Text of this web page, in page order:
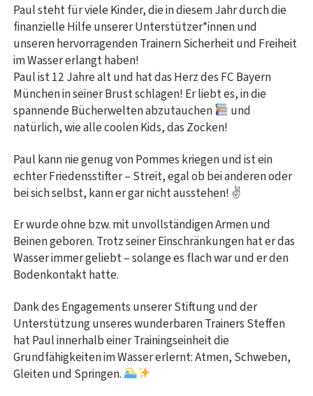
Paul steht für viele Kinder, die in diesem Jahr durch die
finanzielle Hilfe unserer Unterstützer*innen und
unseren hervorragenden Trainern Sicherheit und Freiheit
im Wasser erlangt haben!
Paul ist 12 Jahre alt und hat das Herz des FC Bayern
München in seiner Brust schlagen! Er liebt es, in die
spannende Bücherwelten abzutauchen
und
natürlich, wie alle coolen Kids, das Zocken!
Paul kann nie genug von Pommes kriegen und ist ein
echter Friedensstifter – Streit, egal ob bei anderen oder
bei sich selbst, kann er gar nicht ausstehen! ✌️
Er wurde ohne bzw. mit unvollständigen Armen und
Beinen geboren. Trotz seiner Einschränkungen hat er das
Wasser immer geliebt – solange es flach war und er den
Bodenkontakt hatte.
Dank des Engagements unserer Stiftung und der
Unterstützung unseres wunderbaren Trainers Steffen
hat Paul innerhalb einer Trainingseinheit die
Grundfähigkeiten im Wasser erlernt: Atmen, Schweben,
Gleiten und Springen.